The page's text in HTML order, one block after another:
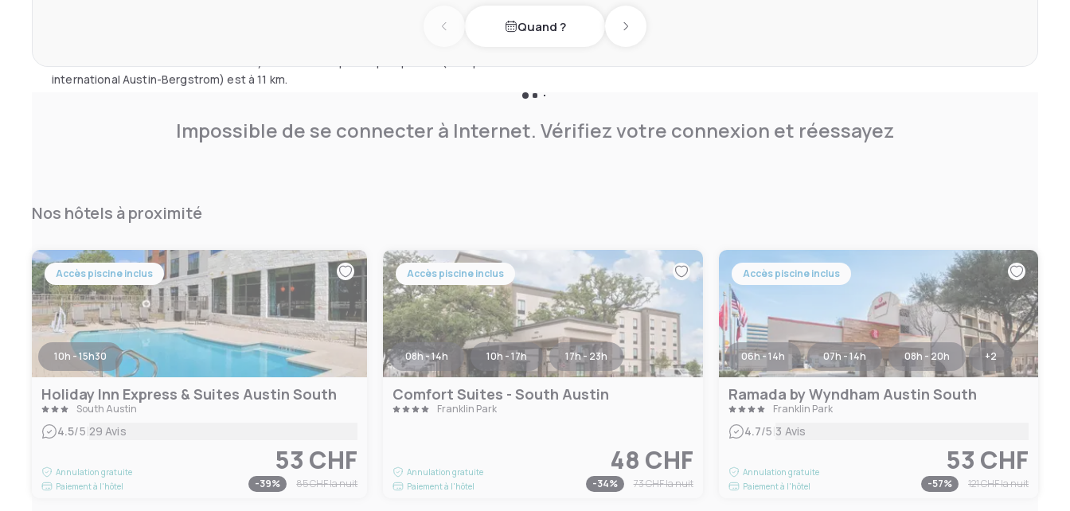
international Austin-Bergstrom) est à 11 km.
Previous dayQuand ? Next day
Impossible de se connecter à Internet. Vérifiez votre connexion et réessayez
Nos hôtels à proximité
Accès piscine inclus
10h - 15h30
Holiday Inn Express & Suites Austin South
South Austin
4.5/5|29 Avis
Annulation gratuite
Paiement à l'hôtel
53 CHF
-39% 85 CHFla nuit
Accès piscine inclus
08h - 14h 10h - 17h 17h - 23h
Comfort Suites - South Austin
Franklin Park
Annulation gratuite
Paiement à l'hôtel
48 CHF
-34% 73 CHFla nuit
Accès piscine inclus
06h - 14h 07h - 14h 08h - 20h +2
Ramada by Wyndham Austin South
Franklin Park
4.7/5|3 Avis
Annulation gratuite
Paiement à l'hôtel
53 CHF
-57% 121 CHFla nuit